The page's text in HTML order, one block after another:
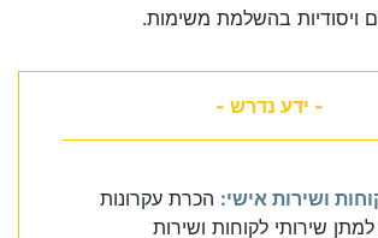
ויסודיות בהשלמת משימות.
- ידע נדרש -
ושירות אישי: הכרת עקרונות
למתן שירותי לקוחות ושירות